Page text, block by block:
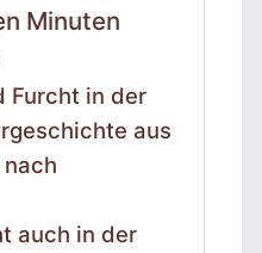
Minuten
Furcht in der
aus
auch in der